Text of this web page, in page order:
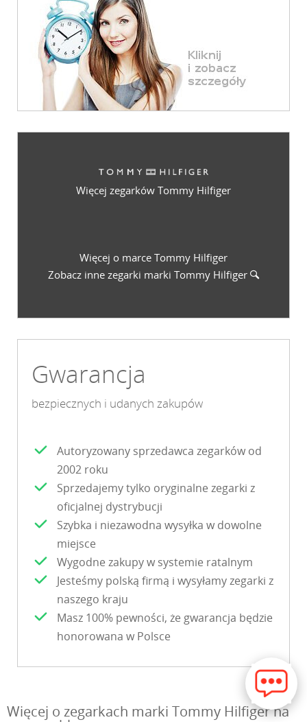
Więcej zegarków Tommy Hilfiger
Więcej o marce Tommy Hilfiger
Zobacz inne zegarki marki Tommy Hilfiger
Gwarancja
bezpiecznych i udanych zakupów
Autoryzowany sprzedawca zegarków od
2002 roku
Sprzedajemy tylko oryginalne zegarki z
oficjalnej dystrybucji
Szybka i niezawodna wysyłka w dowolne
miejsce
Wygodne zakupy w systemie ratalnym
Jesteśmy polską firmą i wysyłamy zegarki z
naszego kraju
Masz 100% pewności, że gwarancja będzie
honorowana w Polsce
Więcej o zegarkach marki Tommy Hilfiger na